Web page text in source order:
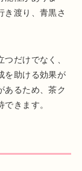
き渡り、青黒さ
だけでなく、
を助ける効果が
あるため、茶ク
きます。